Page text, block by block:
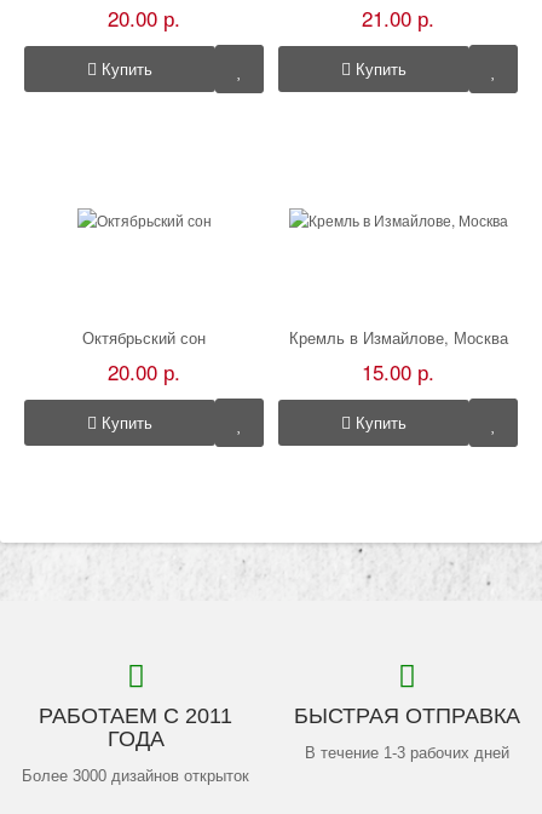
20.00 р.
Купить
21.00 р.
Купить
Октябрьский сон
20.00 р.
Купить
Кремль в Измайлове, Москва
15.00 р.
Купить
РАБОТАЕМ С 2011
ГОДА
Более 3000 дизайнов открыток
БЫСТРАЯ ОТПРАВКА
В течение 1-3 рабочих дней